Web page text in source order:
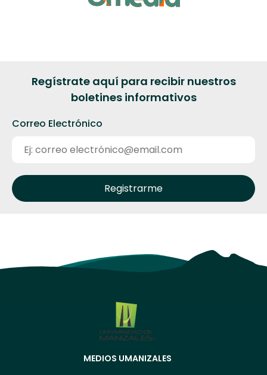
Regístrate aquí para recibir nuestros
boletines informativos
Correo Electrónico
MEDIOS UMANIZALES